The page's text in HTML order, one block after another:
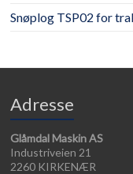
Snøplog TSP02 for
Adresse
Glåmdal Maskin AS
Industriveien 21
2260 KIRKENÆR